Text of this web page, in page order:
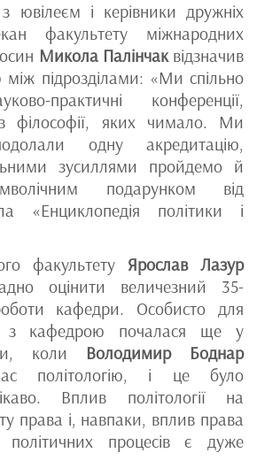
ювілеєм і керівники дружніх
факультету міжнародних
Микола Палінчаквідзначив
між підрозділами: «Ми спільно
практичні конференції,
філософії, яких чимало. Ми
одну акредитацію,
зусиллями пройдемо й
подарунком від
«Енциклопедія політики і
факультету Ярослав Лазур
оцінити величезний 35-
кафедри. Особисто для
з кафедрою почалася ще у
коли Володимир Боднар
політологію, і це було
Вплив політології на
права і, навпаки, вплив права
процесів є дуже